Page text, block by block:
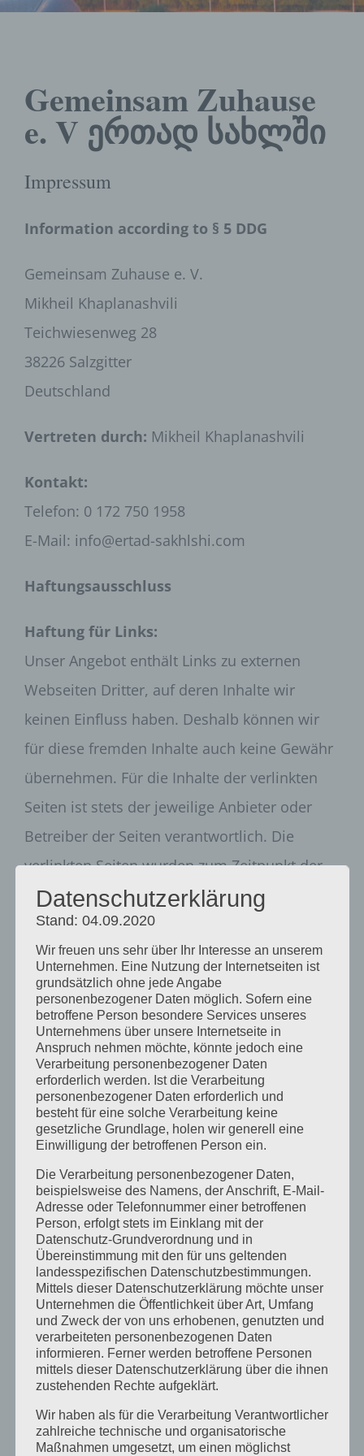
Gemeinsam Zuhause
e. V ერთად სახლში
Impressum
Information according to § 5 DDG
Gemeinsam Zuhause e. V.
Mikheil Khaplanashvili
Teichwiesenweg 28
38226 Salzgitter
Deutschland
Vertreten durch: Mikheil Khaplanashvili
Kontakt:
Telefon: 0 172 750 1958
E-Mail: info@ertad-sakhlshi.com
Haftungsausschluss
Haftung für Links:
Unser Angebot enthält Links zu externen
Webseiten Dritter, auf deren Inhalte wir
keinen Einfluss haben. Deshalb können wir
für diese fremden Inhalte auch keine Gewähr
übernehmen. Für die Inhalte der verlinkten
Seiten ist stets der jeweilige Anbieter oder
Betreiber der Seiten verantwortlich. Die
verlinkten Seiten wurden zum Zeitpunkt der
Verlinkung auf mögliche Rechtsverstöße
überprüft. Rechtswidrige Inhalte waren zum
Zeitpunkt der Verlinkung nicht erkennbar.
Eine permanente inhaltliche Kontrolle der
verlinkten Seiten ist jedoch ohne konkrete
Anhaltspunkte einer Rechtsverletzung nicht
zumutbar. Bei Bekanntwerden von
Rechtsverletzungen werden wir derartige
Links umgehend entfernen.
Haftung für Inhalt:
The contents of our pages were created with
the greatest care. However, we cannot
assume any liability for the correctness,
completeness and topicality of the contents.
As a service provider, we are responsible for
our own content on these pages in
accordance with § 5 DDG and general laws.
According to § 5 DDG we are not obliged to
monitor transmitted or stored information
Datenschutzerklärung
Stand: 04.09.2020
Wir freuen uns sehr über Ihr Interesse an unserem
Unternehmen. Eine Nutzung der Internetseiten ist
grundsätzlich ohne jede Angabe
personenbezogener Daten möglich. Sofern eine
betroffene Person besondere Services unseres
Unternehmens über unsere Internetseite in
Anspruch nehmen möchte, könnte jedoch eine
Verarbeitung personenbezogener Daten
erforderlich werden. Ist die Verarbeitung
personenbezogener Daten erforderlich und
besteht für eine solche Verarbeitung keine
gesetzliche Grundlage, holen wir generell eine
Einwilligung der betroffenen Person ein.
Die Verarbeitung personenbezogener Daten,
beispielsweise des Namens, der Anschrift, E-Mail-
Adresse oder Telefonnummer einer betroffenen
Person, erfolgt stets im Einklang mit der
Datenschutz-Grundverordnung und in
Übereinstimmung mit den für uns geltenden
landesspezifischen Datenschutzbestimmungen.
Mittels dieser Datenschutzerklärung möchte unser
Unternehmen die Öffentlichkeit über Art, Umfang
und Zweck der von uns erhobenen, genutzten und
verarbeiteten personenbezogenen Daten
informieren. Ferner werden betroffene Personen
mittels dieser Datenschutzerklärung über die ihnen
zustehenden Rechte aufgeklärt.
Wir haben als für die Verarbeitung Verantwortlicher
zahlreiche technische und organisatorische
Maßnahmen umgesetzt, um einen möglichst